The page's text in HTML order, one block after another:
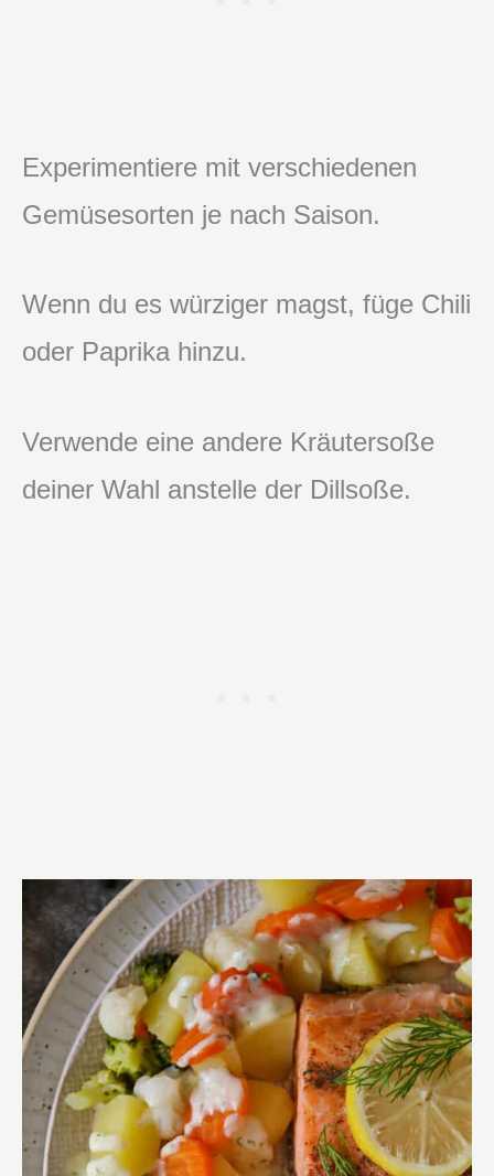
Experimentiere mit verschiedenen
Gemüsesorten je nach Saison.
Wenn du es würziger magst, füge Chili
oder Paprika hinzu.
Verwende eine andere Kräutersoße
deiner Wahl anstelle der Dillsoße.